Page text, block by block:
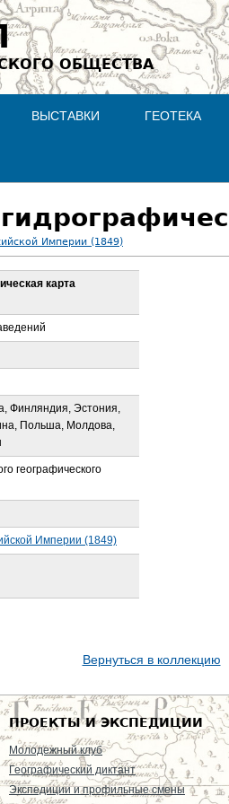
Jump to navigation
ОБЩЕСТВА
ВЫСТАВКИ ГЕОТЕКА
Империи (1849)
карта
Финляндия, Эстония,
Польша, Молдова,
географического
Империи (1849)
Вернуться в коллекцию
ПРОЕКТЫ И ЭКСПЕДИЦИИ
Молодежный клуб
Географический диктант
Экспедиции и профильные смены